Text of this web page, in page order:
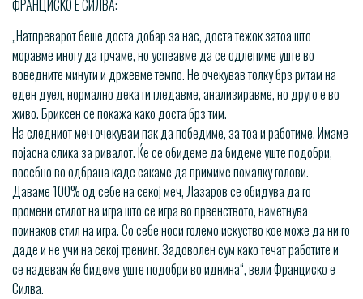
ФРАНЦИСКО Е СИЛВА:
„Натпреварот беше доста добар за нас, доста тежок затоа што
моравме многу да трчаме, но успеавме да се одлепиме уште во
воведните минути и држевме темпо. Не очекував толку брз ритам на
еден дуел, нормално дека ги гледавме, анализиравме, но друго е во
живо. Бриксен се покажа како доста брз тим.
На следниот меч очекувам пак да победиме, за тоа и работиме. Имаме
појасна слика за ривалот. Ќе се обидеме да бидеме уште подобри,
посебно во одбрана каде сакаме да примиме помалку голови.
Даваме 100% од себе на секој меч, Лазаров се обидува да го
промени стилот на игра што се игра во првенството, наметнува
поинаков стил на игра. Со себе носи големо искуство кое може да ни го
даде и не учи на секој тренинг. Задоволен сум како течат работите и
се надевам ќе бидеме уште подобри во иднина“, вели Франциско е
Силва.